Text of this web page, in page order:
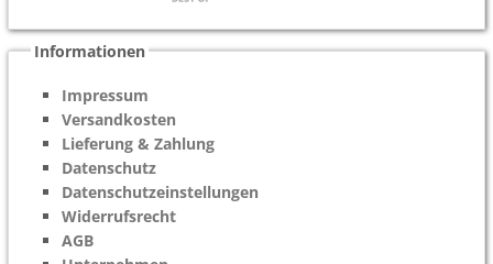
Informationen
Impressum
Versandkosten
Lieferung & Zahlung
Datenschutz
Datenschutzeinstellungen
Widerrufsrecht
AGB